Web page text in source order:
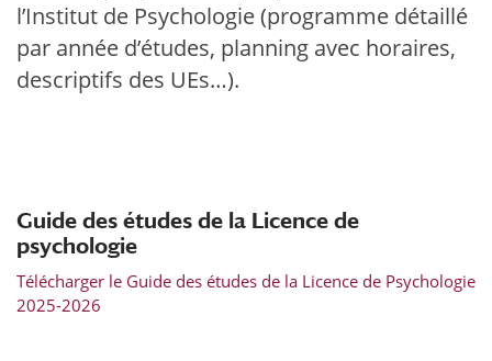
l’Institut de Psychologie (programme détaillé
par année d’études, planning avec horaires,
descriptifs des UEs…).
Guide des études de la Licence de
psychologie
Télécharger le Guide des études de la Licence de Psychologie
2025-2026